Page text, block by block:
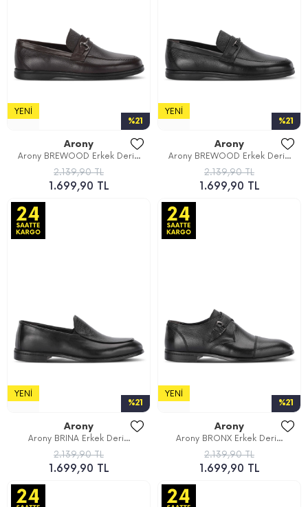
%21
YENI
Arony
Arony BREWOOD Erkek Deri...
2.139,90 TL
1.699,90 TL
%21
YENI
Arony
Arony BREWOOD Erkek Deri...
2.139,90 TL
1.699,90 TL
%21
YENI
Arony
Arony BRINA Erkek Deri...
2.139,90 TL
1.699,90 TL
%21
YENI
Arony
Arony BRONX Erkek Deri...
2.139,90 TL
1.699,90 TL